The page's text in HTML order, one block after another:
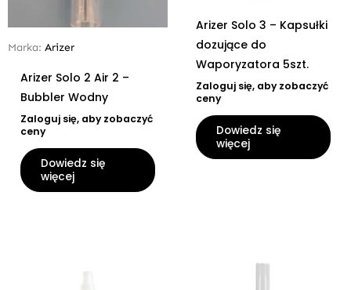
Marka: Arizer
Arizer Solo 2 Air 2 –
Bubbler Wodny
Zaloguj się, aby zobaczyć
ceny
Dowiedz się
więcej
Arizer Solo 3 – Kapsułki
dozujące do
Waporyzatora 5szt.
Zaloguj się, aby zobaczyć
ceny
Dowiedz się
więcej